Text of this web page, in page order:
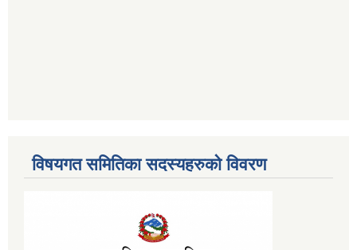
विषयगत समितिका सदस्यहरुको विवरण